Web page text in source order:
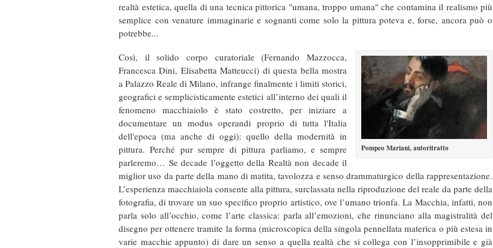
realtà estetica, quella di una tecnica pittorica "umana, troppo umana" che contamina il realismo più
semplice con venature immaginarie e sognanti come solo la pittura poteva e, forse, ancora può o
potrebbe...
Pompeo Mariani, autoritratto
Così, il solido corpo curatoriale (Fernando Mazzocca,
Francesca Dini, Elisabetta Matteucci) di questa bella mostra
a Palazzo Reale di Milano, infrange finalmente i limiti storici,
geografici e semplicisticamente estetici all’interno dei quali il
fenomeno macchiaiolo è stato costretto, per iniziare a
documentare un modus operandi proprio di tutta l'Italia
dell'epoca (ma anche di oggi): quello della modernità in
pittura. Perché pur sempre di pittura parliamo, e sempre
parleremo… Se decade l’oggetto della Realtà non decade il
miglior uso da parte della mano di matita, tavolozza e senso drammaturgico della rappresentazione.
L’esperienza macchiaiola consente alla pittura, surclassata nella riproduzione del reale da parte della
fotografia, di trovare un suo specifico proprio artistico, ove l’umano trionfa. La Macchia, infatti, non
parla solo all’occhio, come l’arte classica: parla all’emozioni, che rinunciano alla magistralità del
disegno per ottenere tramite la forma (microscopica della singola pennellata materica o più estesa in
varie macchie appunto) di dare un senso a quella realtà che si collega con l’insopprimibile e già